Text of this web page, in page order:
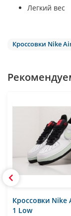
Легкий вес
Кроссовки Nike
Кроссовки Nike
1 Low